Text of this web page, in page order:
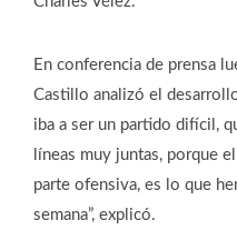
En conferencia de prensa
Castillo analizó el
iba a ser un partido difícil,
líneas muy juntas, porque
parte ofensiva, es lo que
semana”, explicó.